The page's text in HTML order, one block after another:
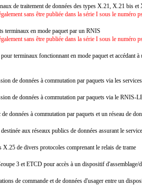
de traitement de données des types X.21, X.21 bis
sans être publiée dans la série I sous le numéro
terminaux en mode paquet par un RNIS
sans être publiée dans la série I sous le numéro
terminaux fonctionnant en mode paquet et accédant
de données à commutation par paquets via les
de données à commutation par paquets via le RNIS-
données à commutation par paquets et un réseau de
aux réseaux publics de données assurant le
X.25 de divers protocoles comprenant le relais de trame
3 et ETCD pour accès à un dispositif
de commande et de données d'usager entre un